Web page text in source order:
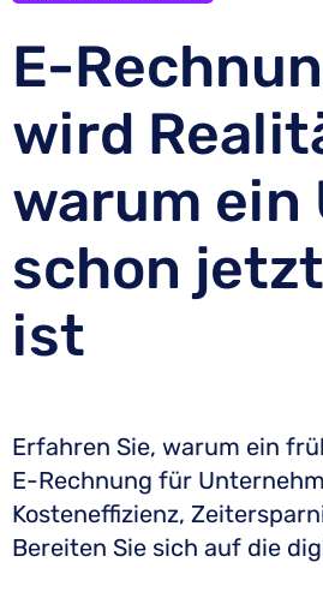
E-
wird
warum ein
schon
ist
Erfahren Sie, warum ein
E-Rechnung für
Kosteneffizienz,
Bereiten Sie sich auf die